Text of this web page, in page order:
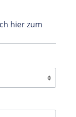
hier zum